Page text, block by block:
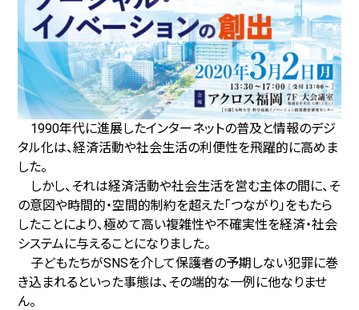
1990年代に進展したインターネットの普及と情報のデジ
タル化は、経済活動や社会生活の利便性を飛躍的に高めま
した。
しかし、それは経済活動や社会生活を営む主体の間に、そ
の意図や時間的・空間的制約を超えた「つながり」をもたら
したことにより、極めて高い複雑性や不確実性を経済・社会
システムに与えることになりました。
子どもたちがSNSを介して保護者の予期しない犯罪に巻
き込まれるといった事態は、その端的な一例に他なりませ
ん。